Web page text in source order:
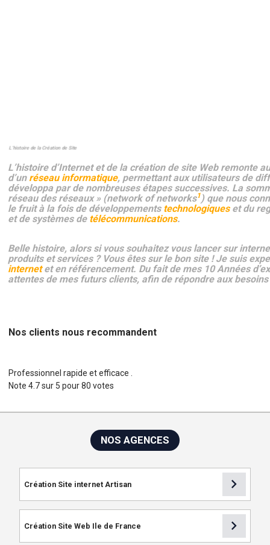
L’histoire de la Création de Site
L’histoire d’Internetet de la création de site Web remonte
d’un réseau informatique, permettant aux utilisateurs de
développa par de nombreuses étapes successives. La
réseau des réseaux » (network of networks1) que nous
le fruit à la fois de développements technologiqueset du
et de systèmes de télécommunications.
Belle histoire, alors si vous souhaitez vous lancer sur
produits et services ? Vous êtes sur le bon site !Je suis
internetet en référencement. Du fait de mes 10 Années
attentes de mes futurs clients, afin de répondre aux
Nos clients nous recommandent
Professionnel rapide et efficace .
Note4.7sur 5 pour80 votes
NOS AGENCES
Création Site internet Artisan chevron_right
Création Site Web Ile de France chevron_right